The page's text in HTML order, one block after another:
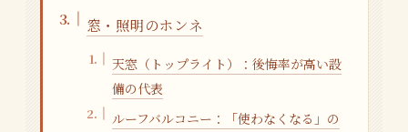
窓・照明のホンネ
天窓（トップライト）：後悔率が高い設
備の代表
ルーフバルコニー：「使わなくなる」の